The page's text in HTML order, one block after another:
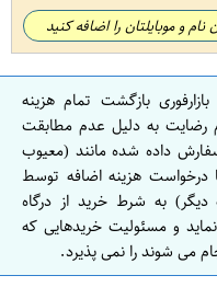
نام و موبایلتان را اضافه کنید
بازگشت تمام هزینه
رضایت به دلیل عدم مطابقت
داده شده مانند (معیوب
درخواست هزینه اضافه توسط
به شرط خرید از درگاه
و مسئولیت خریدهایی که
می شوند را نمی پذیرد.